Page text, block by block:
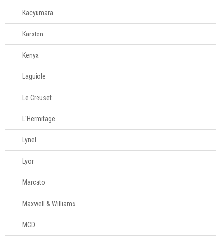
Kacyumara
Karsten
Kenya
Laguiole
Le Creuset
L'Hermitage
Lynel
Lyor
Marcato
Maxwell & Williams
MCD